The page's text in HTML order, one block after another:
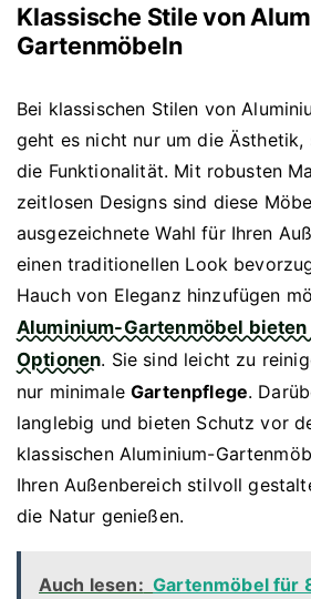
Klassische Stile von
Gartenmöbeln
Bei klassischen Stilen von
geht es nicht nur um die Ästhetik,
die Funktionalität. Mit robusten
zeitlosen Designs sind diese
ausgezeichnete Wahl für Ihren
einen traditionellen Look
Hauch von Eleganz hinzufügen
Aluminium-Gartenmöbel
Optionen. Sie sind leicht zu
nur minimaleGartenpflege.
langlebig und bieten Schutz vor
klassischen Aluminium-
Ihren Außenbereich stilvoll
die Natur genießen.
Auch lesen: Gartenmöbel für